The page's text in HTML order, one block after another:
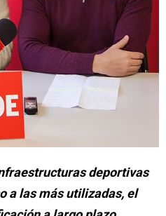
deportivas
a las más utilizadas, el